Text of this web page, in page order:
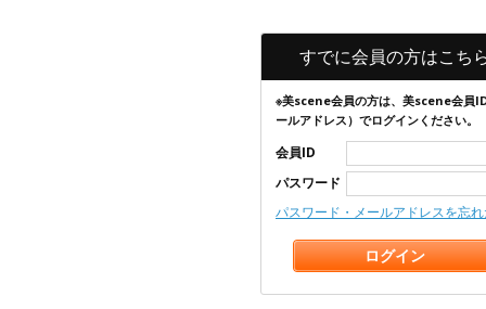
すでに会員の方はこち
※美scene会員の方は、美scene会員
ールアドレス）でログインください。
会員ID
パスワード
パスワード・メールアドレスを忘